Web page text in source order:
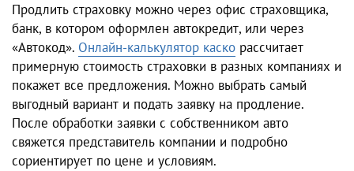
Продлить страховку можно через офис страховщика,
банк, в котором оформлен автокредит, или через
«Автокод». Онлайн-калькулятор каско рассчитает
примерную стоимость страховки в разных компаниях и
покажет все предложения. Можно выбрать самый
выгодный вариант и подать заявку на продление.
После обработки заявки с собственником авто
свяжется представитель компании и подробно
сориентирует по цене и условиям.